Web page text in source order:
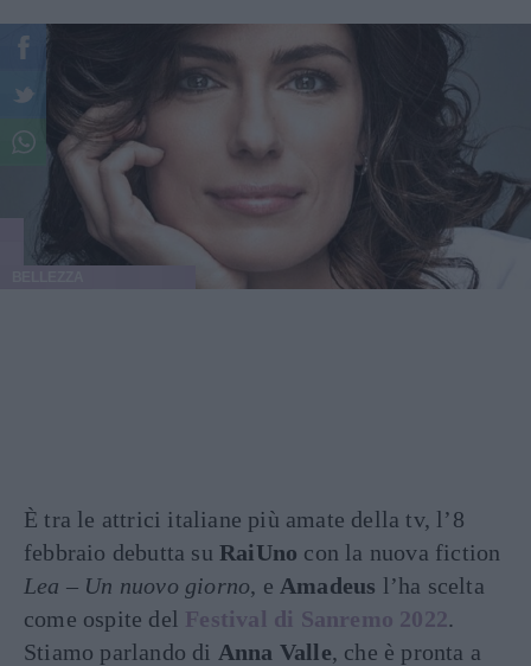
È tra le attrici italiane più amate della tv, l’8
febbraio debutta su RaiUno con la nuova fiction
Lea – Un nuovo giorno, e Amadeus l’ha scelta
come ospite del Festival di Sanremo 2022.
Stiamo parlando di Anna Valle, che è pronta a